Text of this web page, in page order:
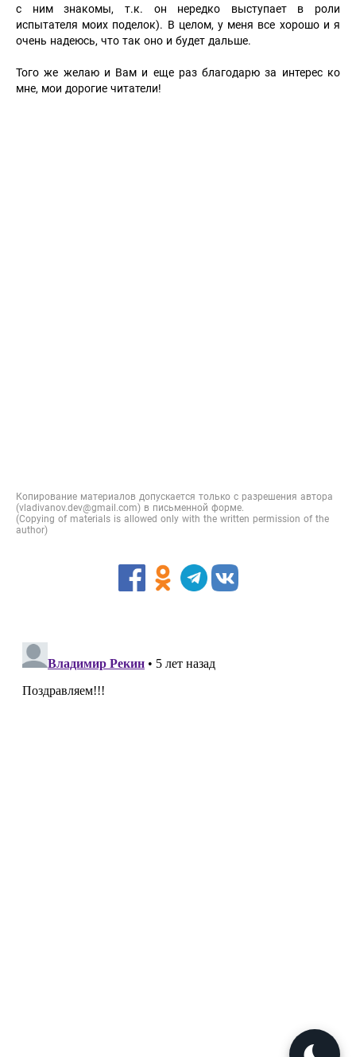
с ним знакомы, т.к. он нередко выступает в роли
испытателя моих поделок). В целом, у меня все хорошо и я
очень надеюсь, что так оно и будет дальше.
Того же желаю и Вам и еще раз благодарю за интерес ко
мне, мои дорогие читатели!
Копирование материалов допускается только с разрешения автора
(vladivanov.dev@gmail.com) в письменной форме.
(Copying of materials is allowed only with the written permission of the
author)